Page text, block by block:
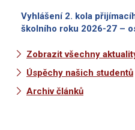
Vyhlášení 2. kola
školního roku 2026-27 –
Zobrazit všechny
Úspěchy našich studentů
Archiv článků